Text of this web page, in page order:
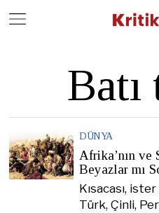
DÜNYA
Afrika’nın ve
Beyazlar mı
Kısacası,
Türk, Çinli,